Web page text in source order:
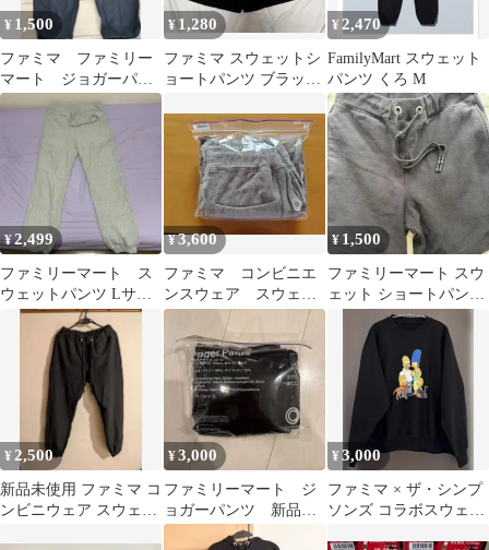
¥ 1,500
ファミマ ファミリー
マート ジョガーパン
ツ Mサイズ
¥ 1,280
ファミマ スウェットシ
ョートパンツ ブラック
Mart
¥ 2,470
FamilyMart スウェット
パンツ くろ M
¥2,499
ファミリーマート ス
ウェットパンツ Lサイ
¥3,600
ファミマ コンビニエ
ンスウェア スウェッ
トパンツ Mサイズ
男女兼用
¥ 1,500
ファミリーマート スウ
ェット ショートパンツ
¥ 2,500
新品未使用 ファミマ コ
ンビニウェア スウェッ
¥3,000
ファミリーマート ジ
ョガーパンツ 新品未
使用
¥3,000
ファミマ × ザ・シンプ
ソンズ コラボスウェッ